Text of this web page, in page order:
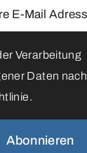
Verarbeitung
Daten nach